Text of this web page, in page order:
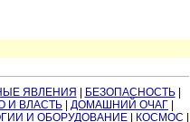
ЯВЛЕНИЯ БЕЗОПАСНОСТЬ|
И ВЛАСТЬ ДОМАШНИЙ ОЧАГ
И ОБОРУДОВАНИЕ| КОСМОС